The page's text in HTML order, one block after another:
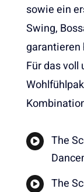
sowie ein
Swing,
garantieren
Für das
The
The